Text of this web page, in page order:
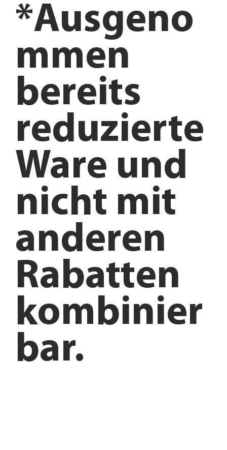
*Ausgeno
mmen
bereits
reduzierte
Ware und
nicht mit
anderen
Rabatten
kombinier
bar.